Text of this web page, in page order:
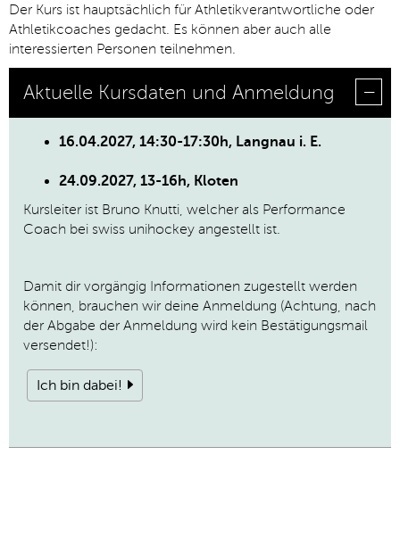
Der Kurs ist hauptsächlich für Athletikverantwortliche oder
Athletikcoaches gedacht. Es können aber auch alle
interessierten Personen teilnehmen.
Aktuelle Kursdaten und Anmeldung
16.04.2027, 14:30-17:30h, Langnau i. E.
24.09.2027, 13-16h, Kloten
Kursleiter ist Bruno Knutti, welcher als Performance
Coach bei swiss unihockey angestellt ist.
Damit dir vorgängig Informationen zugestellt werden
können, brauchen wir deine Anmeldung (Achtung, nach
der Abgabe der Anmeldung wird kein Bestätigungsmail
versendet!):
Ich bin dabei!